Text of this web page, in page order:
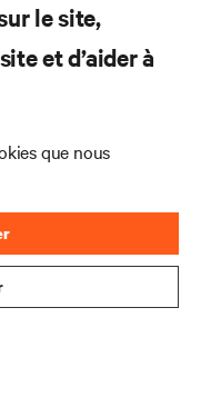
le site,
et d’aider à
que nous